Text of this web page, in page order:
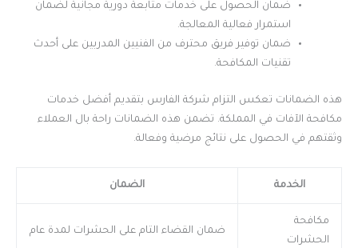
ضمان الحصول على خدمات متابعة دورية مجانية لضمان
استمرار فعالية المعالجة.
ضمان توفير فريق محترف من الفنيين المدربين على أحدث
تقنيات المكافحة.
هذه الضمانات تعكس التزام شركة الفارس بتقديم أفضل خدمات
مكافحة الآفات في المملكة. تضمن هذه الضمانات راحة بال العملاء
وثقتهم في الحصول على نتائج مرضية وفعالة.
الخدمة الضمان
مكافحة
الحشرات
ضمان القضاء التام على الحشرات لمدة عام